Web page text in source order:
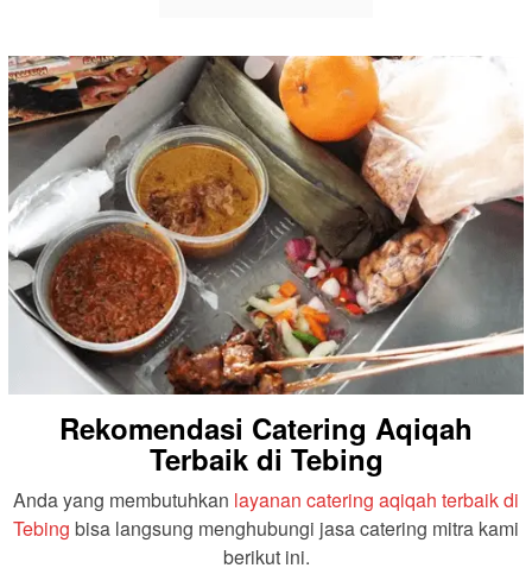
Rekomendasi Catering Aqiqah
Terbaik di Tebing
Anda yang membutuhkan layanan catering aqiqah terbaik di
Tebing bisa langsung menghubungi jasa catering mitra kami
berikut ini.